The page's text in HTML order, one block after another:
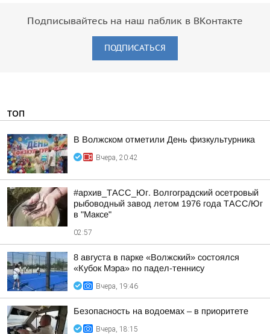
Подписывайтесь на наш паблик в ВКонтакте
ПОДПИСАТЬСЯ
ТОП
В Волжском отметили День физкультурника
Вчера, 20:42
#архив_ТАСС_Юг. Волгоградский осетровый
рыбоводный завод летом 1976 года ТАСС/Юг
в "Максе"
02:57
8 августа в парке «Волжский» состоялся
«Кубок Мэра» по падел-теннису
Вчера, 19:46
Безопасность на водоемах – в приоритете
Вчера, 18:15